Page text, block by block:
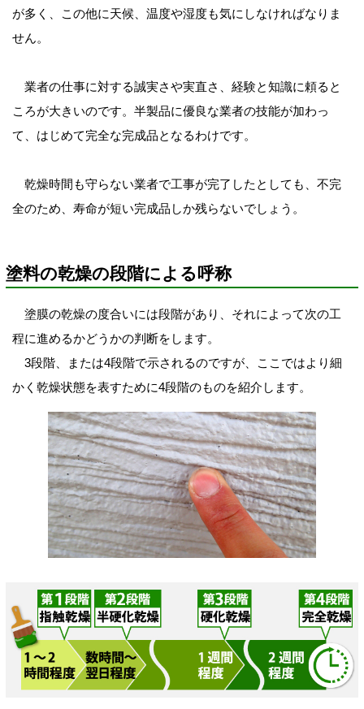
が多く、この他に天候、温度や湿度も気にしなければなりま
せん。
業者の仕事に対する誠実さや実直さ、経験と知識に頼ると
ころが大きいのです。半製品に優良な業者の技能が加わっ
て、はじめて完全な完成品となるわけです。
乾燥時間も守らない業者で工事が完了したとしても、 不完
全のため、寿命が短い完成品しか残らないでしょう。
塗料の乾燥の段階による呼称
塗膜の乾燥の度合いには段階があり、それによって次の工
程に進めるかどうかの判断をします。
3段階、または4段階で示されるのですが、ここではより細
かく乾燥状態を表すために4段階のものを紹介します。